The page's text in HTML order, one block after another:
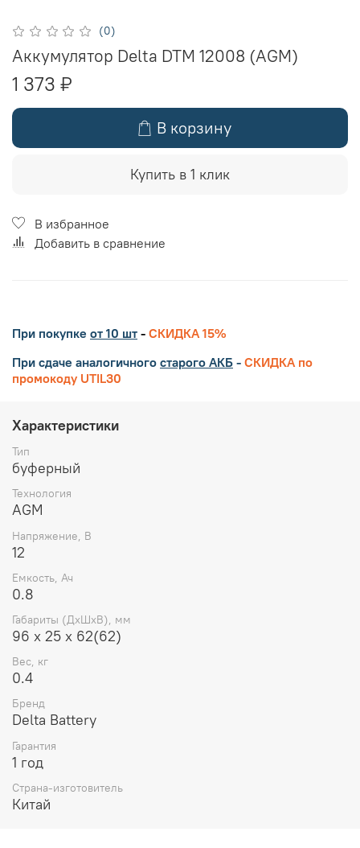
(0)
Аккумулятор Delta DTM 12008 (AGM)
1 373 ₽
В корзину
Купить в 1 клик
В избранное
Добавить в сравнение
При покупке от 10 шт - СКИДКА 15%
При сдаче аналогичного старого АКБ - СКИДКА по
промокоду UTIL30
Характеристики
Тип
буферный
Технология
AGM
Напряжение, В
12
Емкость, Ач
0.8
Габариты (ДхШхВ), мм
96 х 25 х 62(62)
Вес, кг
0.4
Бренд
Delta Battery
Гарантия
1 год
Страна-изготовитель
Китай